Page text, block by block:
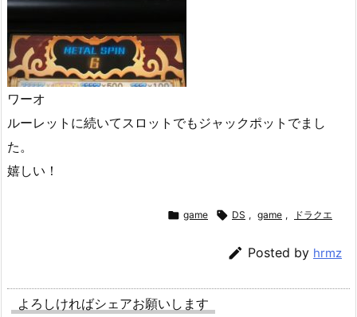
ワーオ
ルーレットに続いてスロットでもジャックポットでまし
た。
嬉しい！
 game  DS , game , ドラクエ
 Posted by hrmz
よろしければシェアお願いします